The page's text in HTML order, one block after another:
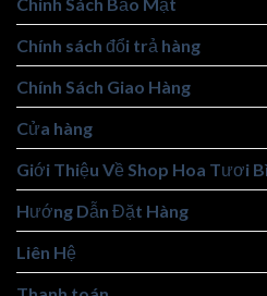
Chính sách đổi trả hàng
Chính Sách Giao Hàng
Cửa hàng
Giới Thiệu Về Shop Hoa Tươi
Hướng Dẫn Đặt Hàng
Liên Hệ